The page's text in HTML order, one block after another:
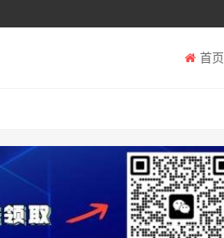
首页